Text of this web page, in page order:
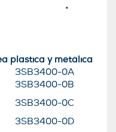
*
plastica y metálica
3SB3400-0A
3SB3400-0B
3SB3400-0C
3SB3400-0D